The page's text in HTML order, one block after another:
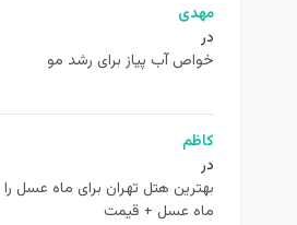
مهدی
در
خواص آب پیاز برای رشد مو
کاظم
در
ماه عسل + قیمت